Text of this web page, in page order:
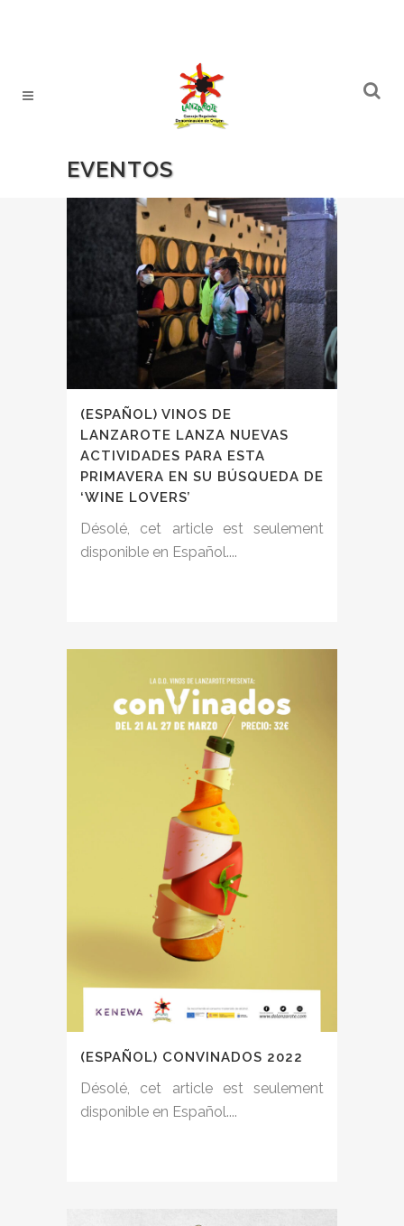
EVENTOS
(ESPAÑOL) VINOS DE
LANZAROTE LANZA NUEVAS
ACTIVIDADES PARA ESTA
PRIMAVERA EN SU BÚSQUEDA DE
‘WINE LOVERS’
Désolé, cet article est seulement
disponible en Español....
(ESPAÑOL) CONVINADOS 2022
Désolé, cet article est seulement
disponible en Español....